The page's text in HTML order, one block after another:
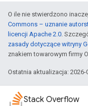
O ile nie stwierdzono
Commons – uznanie
licencji Apache 2.0 .
zasady dotyczące witryny
znakiem towarowym firmy
Ostatnia aktualizacja: 2026-
Stack Overflow